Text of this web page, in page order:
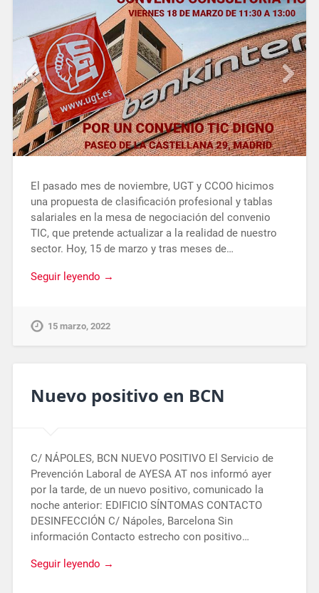
El pasado mes de noviembre, UGT y CCOO hicimos
una propuesta de clasificación profesional y tablas
salariales en la mesa de negociación del convenio
TIC, que pretende actualizar a la realidad de nuestro
sector. Hoy, 15 de marzo y tras meses de…
Seguir leyendo →
15 marzo, 2022
Nuevo positivo en BCN
C/ NÁPOLES, BCN NUEVO POSITIVO El Servicio de
Prevención Laboral de AYESA AT nos informó ayer
por la tarde, de un nuevo positivo, comunicado la
noche anterior: EDIFICIO SÍNTOMAS CONTACTO
DESINFECCIÓN C/ Nápoles, Barcelona Sin
información Contacto estrecho con positivo…
Seguir leyendo →